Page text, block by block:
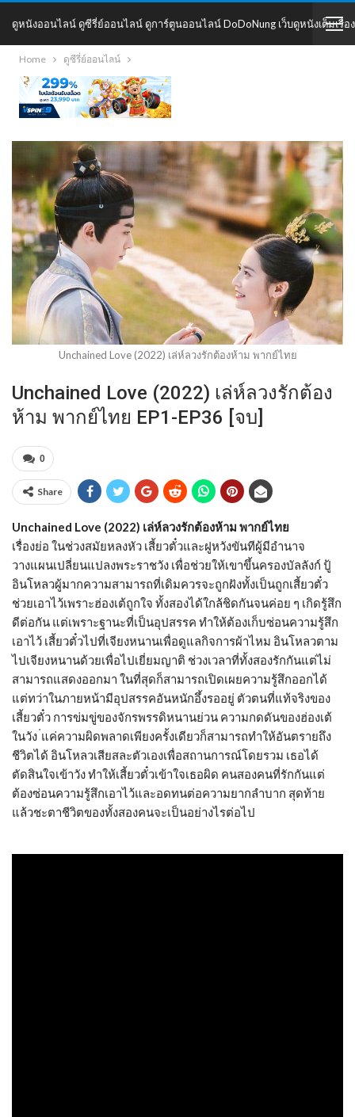
ดูหนังออนไลน์ ดูซีรี่ย์ออนไลน์ ดูการ์ตูนออนไลน์ DoDoNung เว็บดูหนังเต็มเรื่อง
DoDoNung
Home ดูซีรี่ย์ออนไลน์
Unchained Love (2022) เล่ห์ลวงรักต้องห้าม พากย์ไทย
Unchained Love (2022) เล่ห์ลวงรักต้อง
ห้าม พากย์ไทย EP1-EP36 [จบ]
0
Share
Unchained Love (2022) เล่ห์ลวงรักต้องห้าม พากย์ไทย
เรื่องย่อ ในช่วงสมัยหลงหัว เสี้ยวตั๋วและฝูหวังขันทีผู้มีอำนาจ
วางแผนเปลี่ยนแปลงพระราชวัง เพื่อช่วยให้เขาขึ้นครองบัลลังก์ ปู้
อินโหลวผู้มากความสามารถที่เดิมควรจะถูกฝังทั้งเป็นถูกเสี้ยวตั๋ว
ช่วยเอาไว้เพราะฮ่องเต้ถูกใจ ทั้งสองได้ใกล้ชิดกันจนค่อย ๆ เกิดรู้สึก
ดีต่อกัน แต่เพราะฐานะที่เป็นอุปสรรค ทำให้ต้องเก็บซ่อนความรู้สึก
เอาไว้ เสี้ยวตั๋วไปที่เจียงหนานเพื่อดูแลกิจการผ้าไหม อินโหลวตาม
ไปเจียงหนานด้วยเพื่อไปเยี่ยมญาติ ช่วงเวลาที่ทั้งสองรักกันแต่ไม่
สามารถแสดงออกมา ในที่สุดก็สามารถเปิดเผยความรู้สึกออกได้
แต่ทว่าในภายหน้ามีอุปสรรคอันหนักอึ้งรออยู่ ตัวตนที่แท้จริงของ
เสี้ยวตั๋ว การข่มขู่ของจักรพรรดิหนานย่วน ความกดดันของฮ่องเต้
ในวัง ่แค่ความผิดพลาดเพียงครั้งเดียวก็สามารถทำให้อันตรายถึง
ชีวิตได้ อินโหลวเสียสละตัวเองเพื่อสถานการณ์โดยรวม เธอได้
ตัดสินใจเข้าวัง ทำให้เสี้ยวตั๋วเข้าใจเธอผิด คนสองคนที่รักกันแต่
ต้องซ่อนความรู้สึกเอาไว้และอดทนต่อความยากลำบาก สุดท้าย
แล้วชะตาชีวิตของทั้งสองคนจะเป็นอย่างไรต่อไป